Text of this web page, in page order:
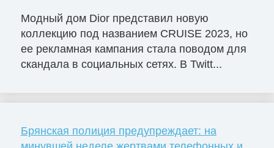
Модный дом Dior представил новую
коллекцию под названием CRUISE 2023, но
ее рекламная кампания стала поводом для
скандала в социальных сетях. В Twitt...
Брянская полиция предупреждает: на